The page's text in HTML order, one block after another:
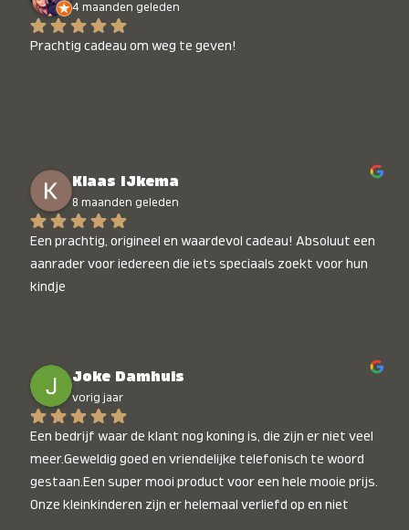
4 maanden geleden
Prachtig cadeau om weg te geven!
Klaas IJkema
8 maanden geleden
Een prachtig, origineel en waardevol cadeau! Absoluut een
aanrader voor iedereen die iets speciaals zoekt voor hun
kindje
Joke Damhuis
vorig jaar
Een bedrijf waar de klant nog koning is, die zijn er niet veel
meer.Geweldig goed en vriendelijke telefonisch te woord
gestaan.Een super mooi product voor een hele mooie prijs.
Onze kleinkinderen zijn er helemaal verliefd op en niet